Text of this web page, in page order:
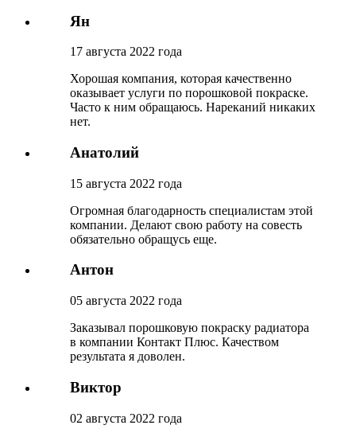
Ян
17 августа 2022 года
Хорошая компания, которая качественно
оказывает услуги по порошковой покраске.
Часто к ним обращаюсь. Нареканий никаких
нет.
Анатолий
15 августа 2022 года
Огромная благодарность специалистам этой
компании. Делают свою работу на совесть
обязательно обращусь еще.
Антон
05 августа 2022 года
Заказывал порошковую покраску радиатора
в компании Контакт Плюс. Качеством
результата я доволен.
Виктор
02 августа 2022 года